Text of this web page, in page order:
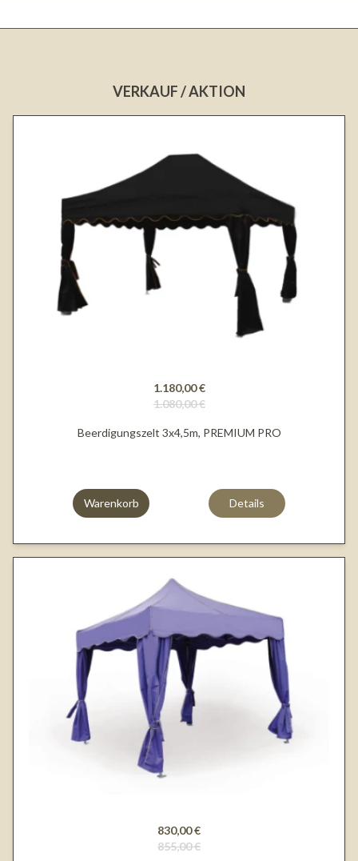
VERKAUF / AKTION
1.180,00 €
1.080,00 €
Beerdigungszelt 3x4,5m, PREMIUM PRO
Warenkorb Details
830,00 €
855,00 €